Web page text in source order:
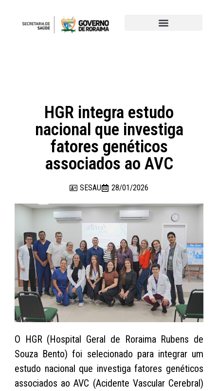
HGR integra estudo
nacional que investiga
fatores genéticos
associados ao AVC
SESAU 28/01/2026
O HGR (Hospital Geral de Roraima Rubens de
Souza Bento) foi selecionado para integrar um
estudo nacional que investiga fatores genéticos
associados ao AVC (Acidente Vascular Cerebral)